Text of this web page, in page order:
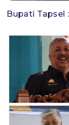
Bupati Tapsel